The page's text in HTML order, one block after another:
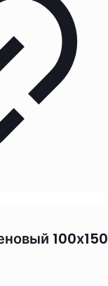
100х150